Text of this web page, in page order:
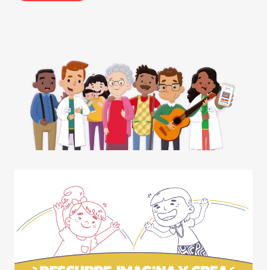
Subrayar enlaces
Fuente legible